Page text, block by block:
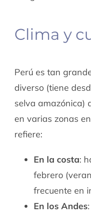
Clima y
Perú es tan
diverso (tiene
selva amazónica)
en varias zonas
refiere:
En la costa:
febrero
frecuente en
En los Andes